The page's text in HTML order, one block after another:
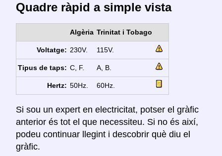
Quadre ràpid a simple vista
Algèria Trinitat i Tobago
Voltatge: 230V. 115V.
Tipus de taps: C, F. A, B.
Hertz: 50Hz. 60Hz.
Si sou un expert en electricitat, potser el gràfic
anterior és tot el que necessiteu. Si no és així,
podeu continuar llegint i descobrir què diu el
gràfic.